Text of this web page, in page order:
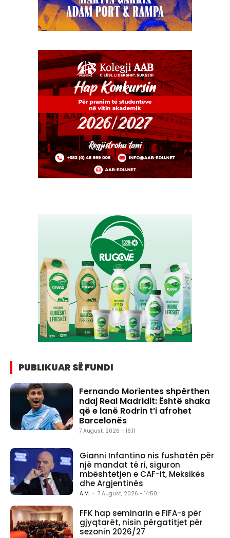
PUBLIKUAR SË FUNDI
Fernando Morientes shpërthen
ndaj Real Madridit: Është shaka
që e lanë Rodrin t’i afrohet
Barcelonës
7 August, 2026 - 16:11
Gianni Infantino nis fushatën për
një mandat të ri, siguron
mbështetjen e CAF-it, Meksikës
dhe Argjentinës
A.M. - 7 August, 2026 - 14:50
FFK hap seminarin e FIFA-s për
gjyqtarët, nisin përgatitjet për
sezonin 2026/27